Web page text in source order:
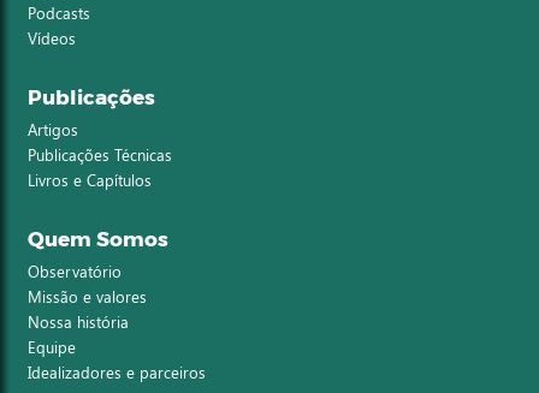
Podcasts
Vídeos
Publicações
Artigos
Publicações Técnicas
Livros e Capítulos
Quem Somos
Observatório
Missão e valores
Nossa história
Equipe
Idealizadores e parceiros